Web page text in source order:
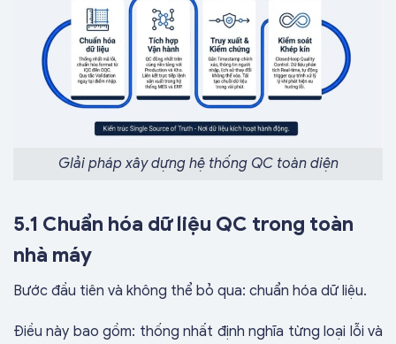
GIải pháp xây dựng hệ thống QC toàn diện
5.1 Chuẩn hóa dữ liệu QC trong toàn
nhà máy
Bước đầu tiên và không thể bỏ qua: chuẩn hóa dữ liệu.
Điều này bao gồm: thống nhất định nghĩa từng loại lỗi và